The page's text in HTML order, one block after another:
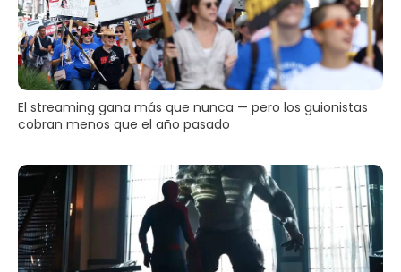
El streaming gana más que nunca — pero los guionistas
cobran menos que el año pasado